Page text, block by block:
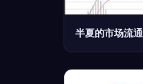
半夏的市场流